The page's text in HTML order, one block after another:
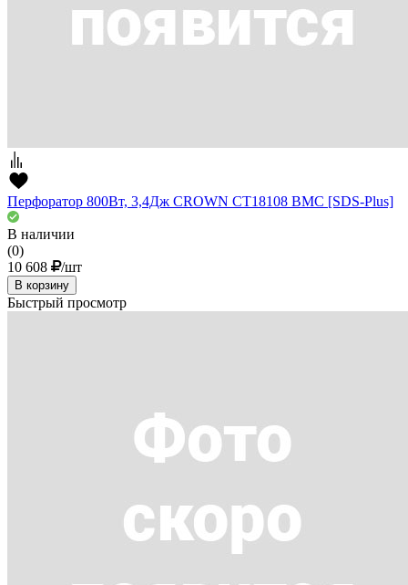
Перфоратор 800Вт, 3,4Дж CROWN CT18108 BMC [SDS-Plus]
В наличии
(0)
10 608
/шт
В корзину
Быстрый просмотр